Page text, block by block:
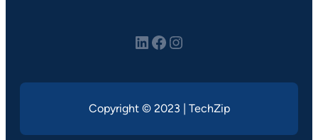
LinkedIn Facebook Instagram
Copyright © 2023 | TechZip